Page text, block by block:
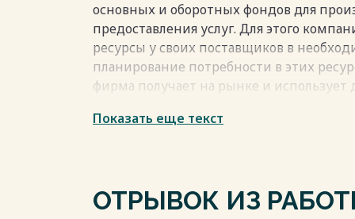
основных и оборотных фондов для
предоставления услуг. Для этого
ресурсы у своих поставщиков в
планирование потребности в этих
фирма получает на рынке и использует
покупке дополнительных ресурсов для
прибыли и максимального выигрыша.
Показать еще текст
ОТРЫВОК ИЗ